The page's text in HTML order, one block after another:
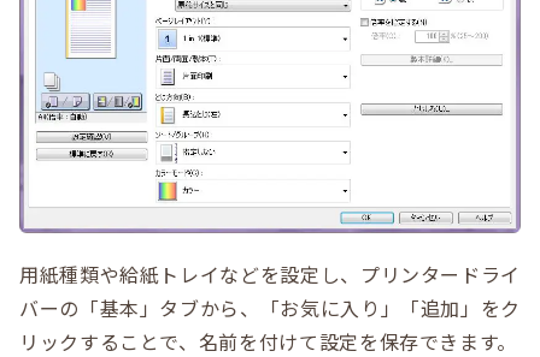
用紙種類や給紙トレイなどを設定し、プリンタードライ
バーの「基本」タブから、「お気に入り」「追加」をク
リックすることで、名前を付けて設定を保存できます。